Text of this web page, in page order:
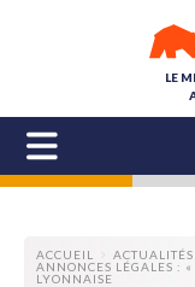
LE
ACCUEIL ACTUALITÉS
ANNONCES LÉGALES :
LYONNAISE